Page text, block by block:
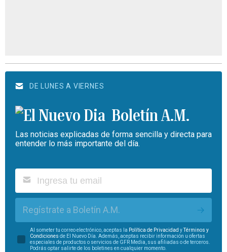
DE LUNES A VIERNES
Boletín A.M.
Las noticias explicadas de forma sencilla y directa para
entender lo más importante del día.
Regístrate a Boletín A.M.
Al someter tu correo electrónico, aceptas la Política de Privacidad y
Términos y
Condiciones de El Nuevo Día. Además, aceptas recibir información u ofertas
especiales de productos o servicios de GFR Media, sus afiliadas o de terceros.
Podrás optar salirte de los boletines en cualquier momento.